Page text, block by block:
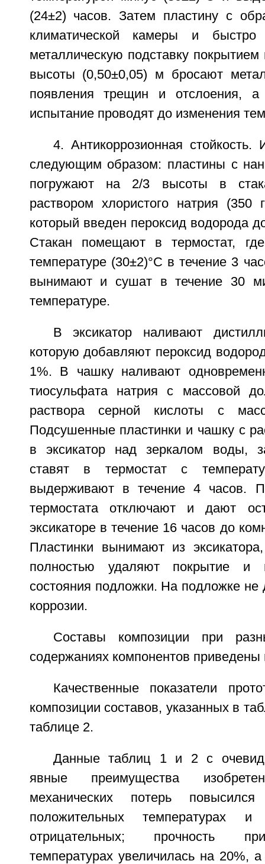
(24±2) часов. Затем пластину с
климатической камеры и быстро
металлическую подставку
высоты (0,50±0,05) м бросают
появления трещин и отслоения, а
испытание проводят до изменения
4. Антикоррозионная стойкость.
следующим образом: пластины с
погружают на 2/3 высоты в
раствором хлористого натрия
который введен пероксид водорода
Стакан помещают в термостат,
температуре (30±2)°С в течение 3
вынимают и сушат в течение 30
температуре.
В эксикатор наливают
которую добавляют пероксид
1%. В чашку наливают
тиосульфата натрия с массовой
раствора серной кислоты с
Подсушенные пластинки и чашку с
в эксикатор над зеркалом воды,
ставят в термостат с
выдерживают в течение 4 часов.
термостата отключают и дают
эксикаторе в течение 16 часов до
Пластинки вынимают из
полностью удаляют покрытие и
состояния подложки. На подложке
коррозии.
Составы композиции при
содержаниях компонентов приведены
Качественные показатели
композиции составов, указанных в
таблице 2.
Данные таблиц 1 и 2 с
явные преимущества
механических потерь
положительных
отрицательных; прочность
температурах увеличилась на 20%,